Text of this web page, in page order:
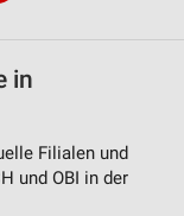
in
Filialen und
und OBI in der